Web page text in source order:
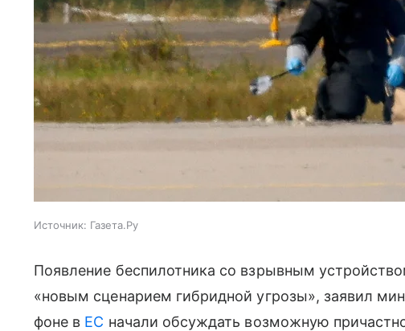
Источник: Газета.Ру
Появление беспилотника со взрывным
«новым сценарием гибридной угрозы», заявил
фоне в ЕС начали обсуждать возможную